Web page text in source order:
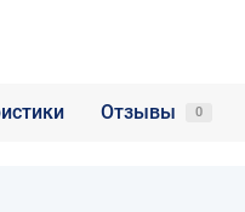
Отзывы 0